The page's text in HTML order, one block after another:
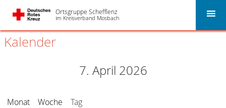
Ortsgruppe Schefflenz
im Kreisverband Mosbach
Kalender
7. April 2026
Monat Woche Tag